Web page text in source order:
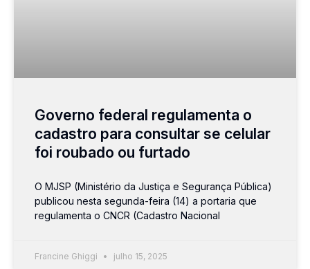
Governo federal regulamenta o
cadastro para consultar se celular
foi roubado ou furtado
O MJSP (Ministério da Justiça e Segurança Pública)
publicou nesta segunda-feira (14) a portaria que
regulamenta o CNCR (Cadastro Nacional
Francine Ghiggi julho 15, 2025